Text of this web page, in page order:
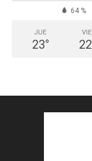
64 %
JUE
23°
VIE
22